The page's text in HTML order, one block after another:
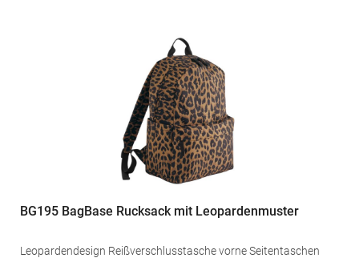
BG195 BagBase Rucksack mit Leopardenmuster
Leopardendesign Reißverschlusstasche vorne Seitentaschen